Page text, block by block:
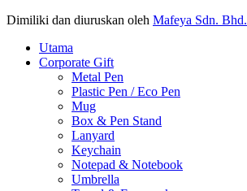
Dimiliki dan diuruskan oleh Mafeya Sdn. Bhd.
Utama
Corporate Gift
Metal Pen
Plastic Pen / Eco Pen
Mug
Box & Pen Stand
Lanyard
Keychain
Notepad & Notebook
Umbrella